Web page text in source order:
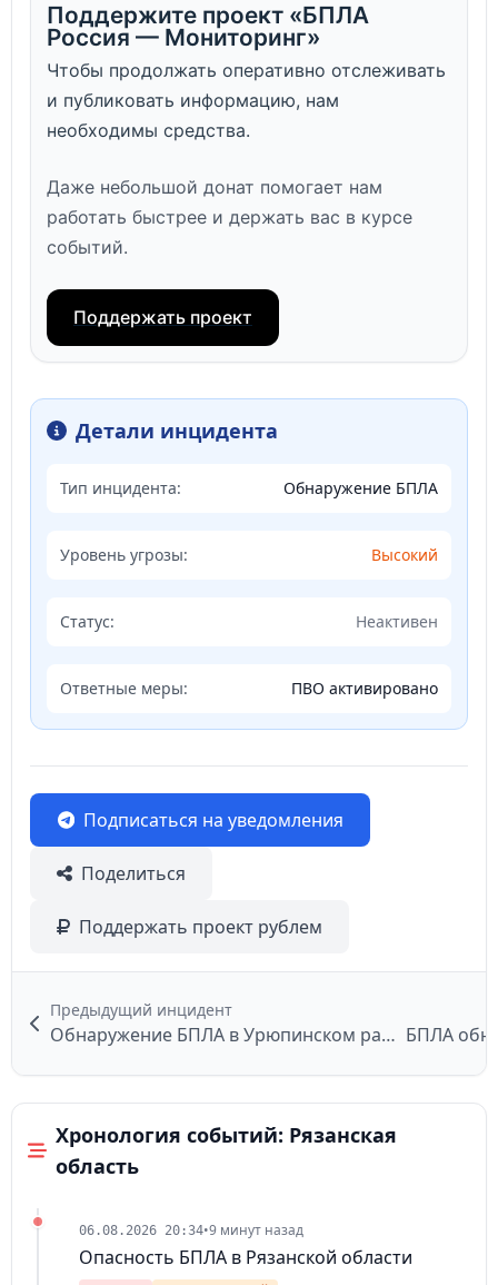
Поддержите проект «БПЛА
Россия — Мониторинг»
Чтобы продолжать оперативно отслеживать
и публиковать информацию, нам
необходимы средства.
Даже небольшой донат помогает нам
работать быстрее и держать вас в курсе
событий.
Поддержать проект
Детали инцидента
Тип инцидента: Обнаружение БПЛА
Уровень угрозы: Высокий
Статус: Неактивен
Ответные меры: ПВО активировано
Подписаться на уведомления
Поделиться
Поддержать проект рублем
Предыдущий инцидент
Обнаружение БПЛА в Урюпинском районе БПЛА
Хронология событий: Рязанская
область
06.08.2026 20:34•9 минут назад
Опасность БПЛА в Рязанской области